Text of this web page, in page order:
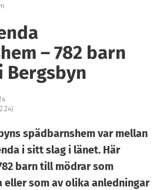
– 782 barn
Bergsbyn
spädbarnshem var mellan
i sitt slag i länet. Här
barn till mödrar som
eller som av olika anledningar